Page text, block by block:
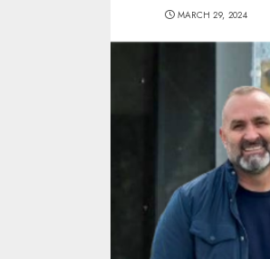
MARCH 29, 2024